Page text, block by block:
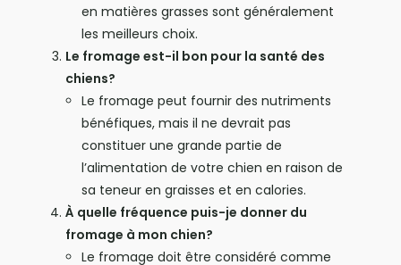
en matières grasses sont généralement
les meilleurs choix.
Le fromage est-il bon pour la santé des
chiens?
Le fromage peut fournir des nutriments
bénéfiques, mais il ne devrait pas
constituer une grande partie de
l’alimentation de votre chien en raison de
sa teneur en graisses et en calories.
À quelle fréquence puis-je donner du
fromage à mon chien?
Le fromage doit être considéré comme